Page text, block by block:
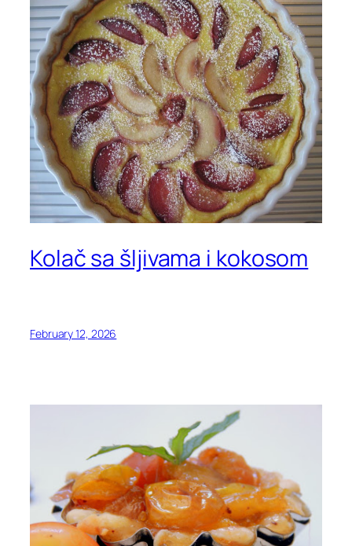
Kolač sa šljivama i kokosom
February 12, 2026